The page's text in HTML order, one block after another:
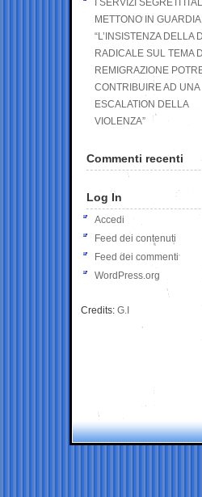
I SERVIZI SEGRETI
METTONO IN
“L’INSISTENZA DELLA
RADICALE SUL TEMA
REMIGRAZIONE
CONTRIBUIRE AD UNA
ESCALATION DELLA
VIOLENZA”
Commenti recenti
Log In
Accedi
Feed dei contenuti
Feed dei commenti
WordPress.org
Credits: G.I